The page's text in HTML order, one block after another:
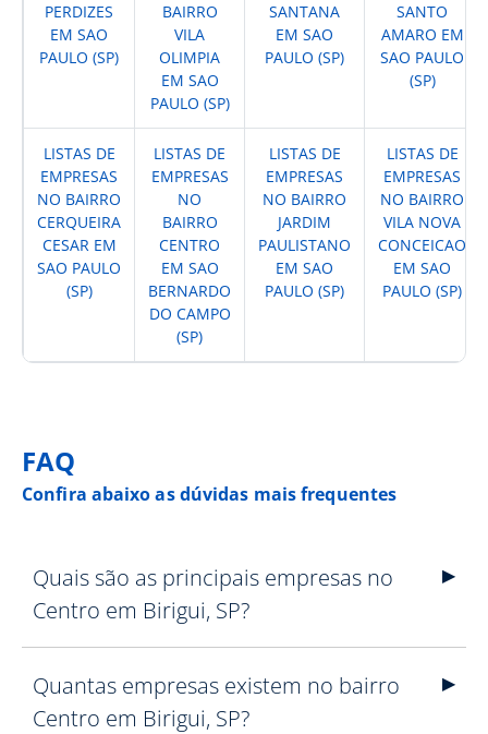
PERDIZES
EM SAO
PAULO (SP)
BAIRRO
VILA
OLIMPIA
EM SAO
PAULO (SP)
SANTANA
EM SAO
PAULO (SP)
SANTO
AMARO EM
SAO PAULO
(SP)
LISTAS DE
EMPRESAS
NO BAIRRO
CERQUEIRA
CESAR EM
SAO PAULO
(SP)
LISTAS DE
EMPRESAS
NO
BAIRRO
CENTRO
EM SAO
BERNARDO
DO CAMPO
(SP)
LISTAS DE
EMPRESAS
NO BAIRRO
JARDIM
PAULISTANO
EM SAO
PAULO (SP)
LISTAS DE
EMPRESAS
NO BAIRRO
VILA NOVA
CONCEICAO
EM SAO
PAULO (SP)
FAQ
Confira abaixo as dúvidas mais frequentes
Quais são as principais empresas no
Centro em Birigui, SP?
Quantas empresas existem no bairro
Centro em Birigui, SP?